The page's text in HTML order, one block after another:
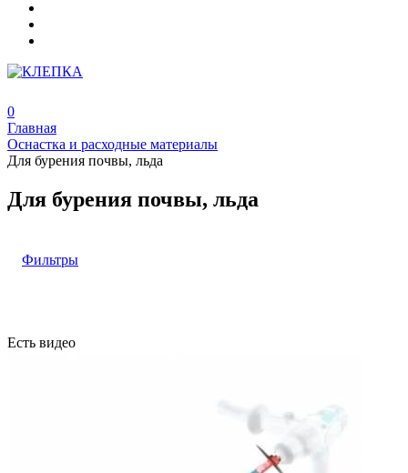
0
Главная
Оснастка и расходные материалы
Для бурения почвы, льда
Для бурения почвы, льда
Фильтры
Есть видео